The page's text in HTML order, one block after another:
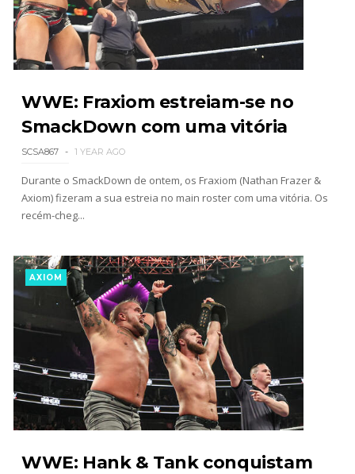
WWE Friday Night Smackdown 31 July 2026
Unknown-Aug 01 2026
Unknown Jul 31 2026
WWE NXT 28 JULY 2026
Unknown Jul 29 2026
Throwback: The Rock vs Brock Lesnar:
SummerSlam 2002 - Undisputed WWE
SCSA867-Jul 28 2026
WWE: Fraxiom estreiam-se no
SmackDown com uma vitória
SCSA867 1 YEAR AGO
Durante o SmackDown de ontem, os Fraxiom (Nathan Frazer &
Axiom) fizeram a sua estreia no main roster com uma vitória. Os
recém-cheg...
AXIOM
WWE: Hank & Tank conquistam